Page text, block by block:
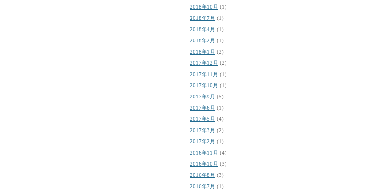
2018年10月 (1)
2018年7月 (1)
2018年4月 (1)
2018年2月 (1)
2018年1月 (2)
2017年12月 (2)
2017年11月 (1)
2017年10月 (1)
2017年9月 (5)
2017年6月 (1)
2017年5月 (4)
2017年3月 (2)
2017年2月 (1)
2016年11月 (4)
2016年10月 (3)
2016年8月 (3)
2016年7月 (1)